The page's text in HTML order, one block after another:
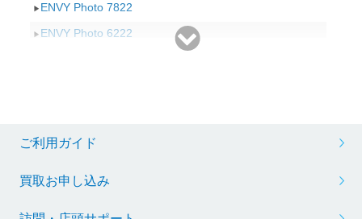
920
920S
320
ENVY Photo 7822
ENVY Photo 6222
ENVY 5542
ENVY 5530
ENVY 5020
ご利用ガイド
買取お申し込み